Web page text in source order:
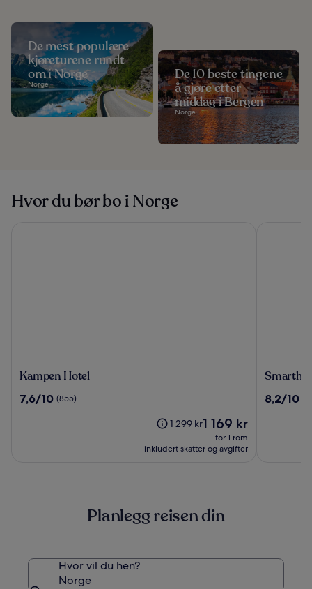
De mest populære
kjøreturene rundt
om i Norge
Norge
De 10 beste tingene
å gjøre etter
middag i Bergen
Norge
Hvor du bør bo i Norge
Kampen
Kampen Hotel
7.6
7,6/10 (855)
Prisen
1 299 kr.
standardpris.
1 299 krPrisen
1 169 kr
1 169 kr
for 1 rom
inkludert skatter og avgifter
8.2
8,2/10
Planlegg reisen din
Hvor vil du hen?
Norge